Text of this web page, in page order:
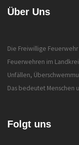
Über Uns
Die Freiwillige
Feuerwehren im
Unfällen,
Das bedeutet Menschen
Folgt uns